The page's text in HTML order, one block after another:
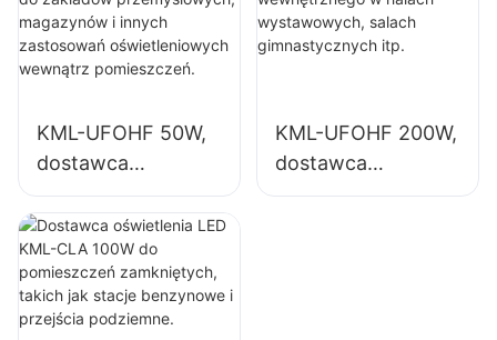
przemysłowych,
magazynów i
innych zastosowań
wewnątrz
pomieszczeń.
przemysłowych,
salach
KML-UFOHF 50W,
dostawca
oświetlenia
wysokiego
składowania LED
do zakładów
przemysłowych,
KML-UFOHF 200W,
dostawca
oświetlenia LED